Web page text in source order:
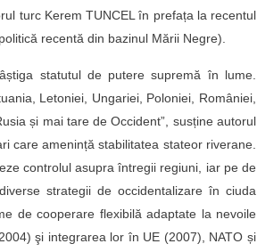
turc Kerem TUNCEL în prefața la recentul
recentă din bazinul Mării Negre).
statutul de putere supremă în lume.
Letoniei, Ungariei, Poloniei, României,
și mai tare de Occident”, susține autorul
care amenință stabilitatea stateor riverane.
controlul asupra întregii regiuni, iar pe de
strategii de occidentalizare în ciuda
de cooperare flexibilă adaptate la nevoile
şi integrarea lor în UE (2007), NATO și